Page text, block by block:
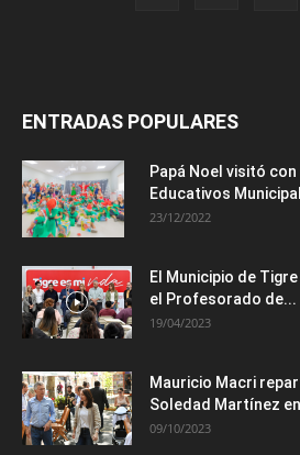
ENTRADAS POPULARES
Papá Noel visitó
Educativos
23/12/2022
El Municipio de
el Profesorado de...
19/04/2023
Mauricio Macri
Soledad Martínez
09/10/2023